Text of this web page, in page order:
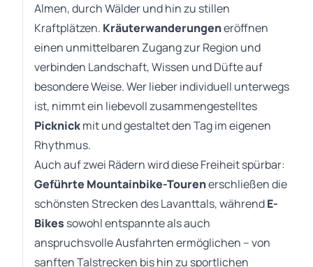
Almen, durch Wälder und hin zu stillen
Kraftplätzen. Kräuterwanderungeneröffnen
einen unmittelbaren Zugang zur Region und
verbinden Landschaft, Wissen und Düfte auf
besondere Weise. Wer lieber individuell unterwegs
ist, nimmt ein liebevoll zusammengestelltes
Picknickmit und gestaltet den Tag im eigenen
Rhythmus.
Auch auf zwei Rädern wird diese Freiheit spürbar:
Geführte Mountainbike-Tourenerschließen die
schönsten Strecken des Lavanttals, währendE-
Bikes sowohl entspannte als auch
anspruchsvolle Ausfahrten ermöglichen – von
sanften Talstrecken bis hin zu sportlichen